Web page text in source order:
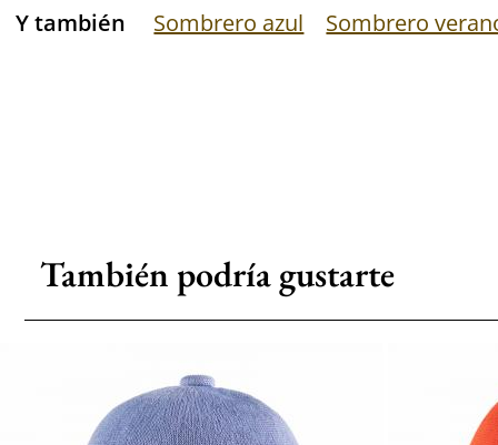
Y también Sombrero azul Sombrero
También podría gustarte